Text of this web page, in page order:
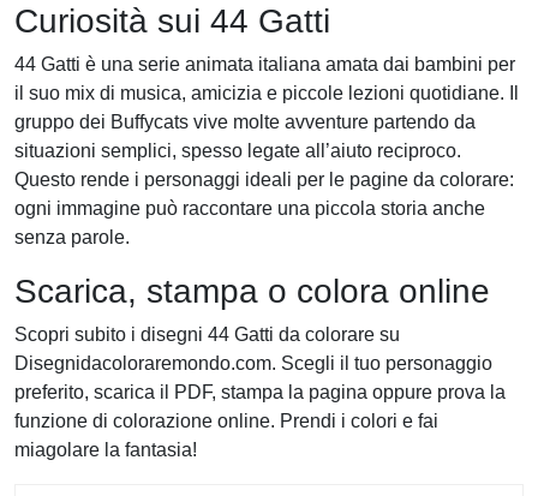
Curiosità sui 44 Gatti
44 Gatti è una serie animata italiana amata dai bambini per
il suo mix di musica, amicizia e piccole lezioni quotidiane. Il
gruppo dei Buffycats vive molte avventure partendo da
situazioni semplici, spesso legate all’aiuto reciproco.
Questo rende i personaggi ideali per le pagine da colorare:
ogni immagine può raccontare una piccola storia anche
senza parole.
Scarica, stampa o colora online
Scopri subito i disegni 44 Gatti da colorare su
Disegnidacoloraremondo.com. Scegli il tuo personaggio
preferito, scarica il PDF, stampa la pagina oppure prova la
funzione di colorazione online. Prendi i colori e fai
miagolare la fantasia!